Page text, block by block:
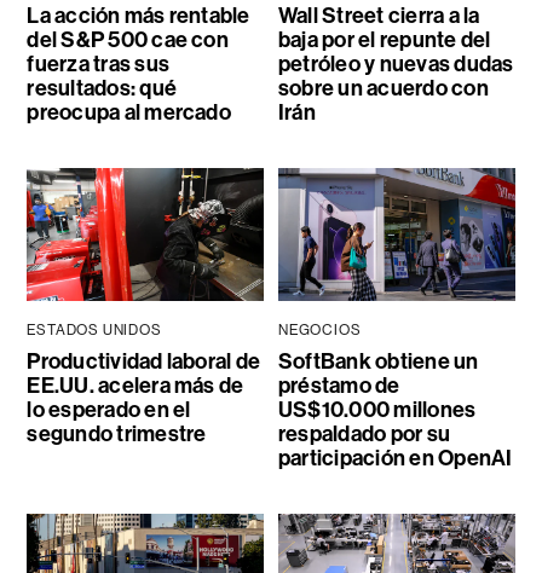
La acción más rentable
del S&P 500 cae con
fuerza tras sus
resultados: qué
preocupa al mercado
Wall Street cierra a la
baja por el repunte del
petróleo y nuevas dudas
sobre un acuerdo con
Irán
ESTADOS UNIDOS
Productividad laboral de
EE.UU. acelera más de
lo esperado en el
segundo trimestre
NEGOCIOS
SoftBank obtiene un
préstamo de
US$10.000 millones
respaldado por su
participación en OpenAI